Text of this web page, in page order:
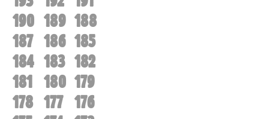
190 189 188
187 186 185
184 183 182
181 180 179
178 177 176